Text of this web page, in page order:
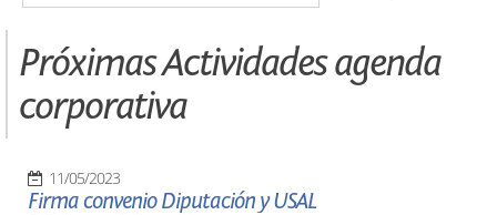
Próximas Actividades agenda
corporativa
11/05/2023
Firma convenio Diputación y USAL